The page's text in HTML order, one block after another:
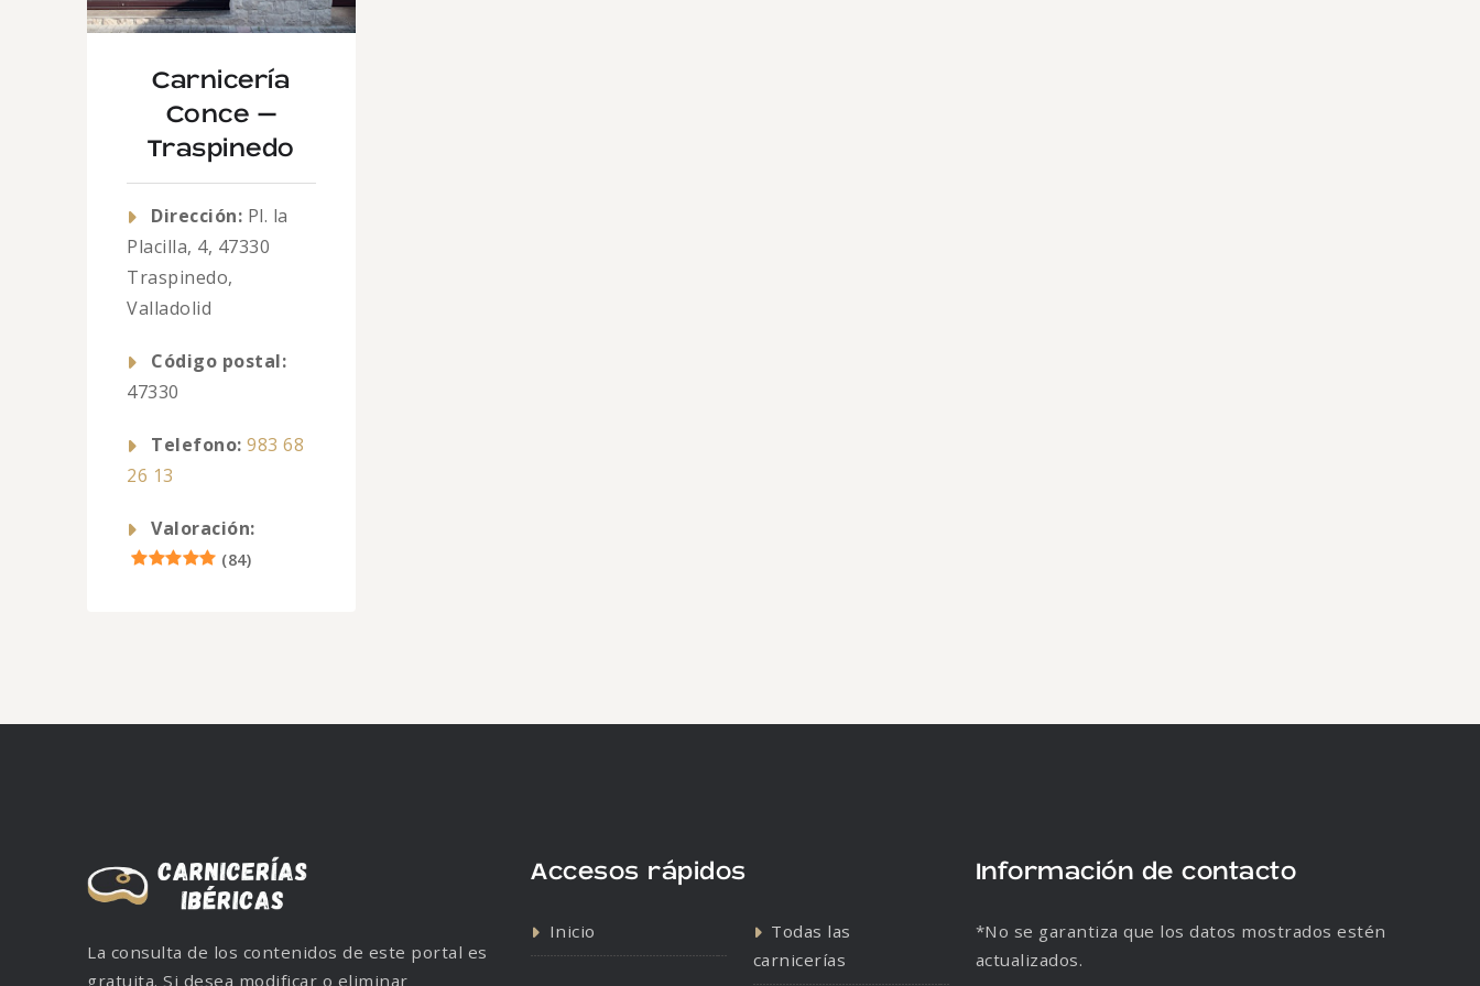
Carnicería
Conce –
Traspinedo
Dirección: Pl. la
Placilla, 4, 47330
Traspinedo,
Valladolid
Código postal:
47330
Telefono: 983 68
26 13
Valoración:
(84)
La consulta de los contenidos de este portal es
gratuita. Si desea modificar o eliminar
Accesos rápidos
Inicio
Todas las
carnicerías
Información de contacto
*No se garantiza que los datos mostrados estén
actualizados.